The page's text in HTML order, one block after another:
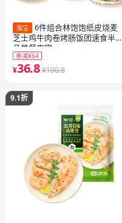
淘宝
6件组合林饱饱纸皮烧麦
芝士鸡牛肉卷烤肠饭团速食半成
品早餐夜宵
券减¥64
¥36.8 ¥100.8
9.1折